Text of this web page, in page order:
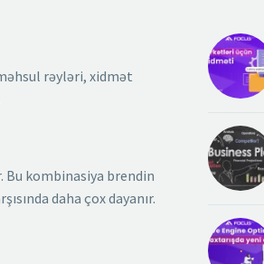
rəyləri, xidmət
Bu kombinasiya brendin
daha çox dayanır.